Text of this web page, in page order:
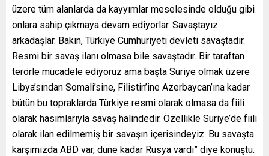
üzere tüm alanlarda da kayyımlar meselesinde olduğu gibi
onlara sahip çıkmaya devam ediyorlar. Savaştayız
arkadaşlar. Bakın, Türkiye Cumhuriyeti devleti savaştadır.
Resmi bir savaş ilanı olmasa bile savaştadır. Bir taraftan
terörle mücadele ediyoruz ama başta Suriye olmak üzere
Libya’sından Somali’sine, Filistin’ine Azerbaycan’ına kadar
bütün bu topraklarda Türkiye resmi olarak olmasa da fiili
olarak hasımlarıyla savaş halindedir. Özellikle Suriye’de fiili
olarak ilan edilmemiş bir savaşın içerisindeyiz. Bu savaşta
karşımızda ABD var, düne kadar Rusya vardı” diye konuştu.